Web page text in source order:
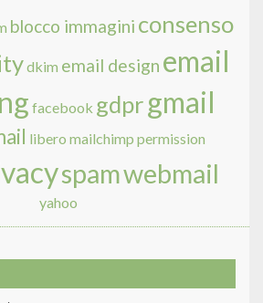
blocco immagini consenso
dkim email design email
facebook gdpr gmail
libero mailchimp permission
spamwebmail
yahoo